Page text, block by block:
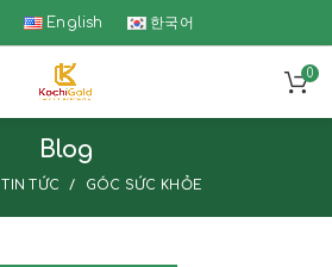
English 한국어
0
Blog
TIN TỨC GÓC SỨC KHỎE